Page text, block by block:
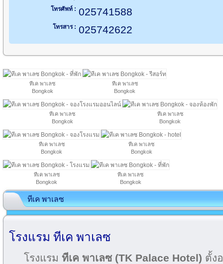
โทรศัพท์ : 025741588
โทรสาร : 025742622
ทีเค พาเลซ
Bongkok
ทีเค พาเลซ
Bongkok
ทีเค พาเลซ
Bongkok
ทีเค พาเลซ
Bongkok
ทีเค พาเลซ
Bongkok
ทีเค พาเลซ
Bongkok
ทีเค พาเลซ
Bongkok
ทีเค พาเลซ
Bongkok
ทีเค พาเลซ
โรงแรม ทีเค พาเลซ
โรงแรม ทีเค พาเลซ (TK Palace Hotel) ตั้ง